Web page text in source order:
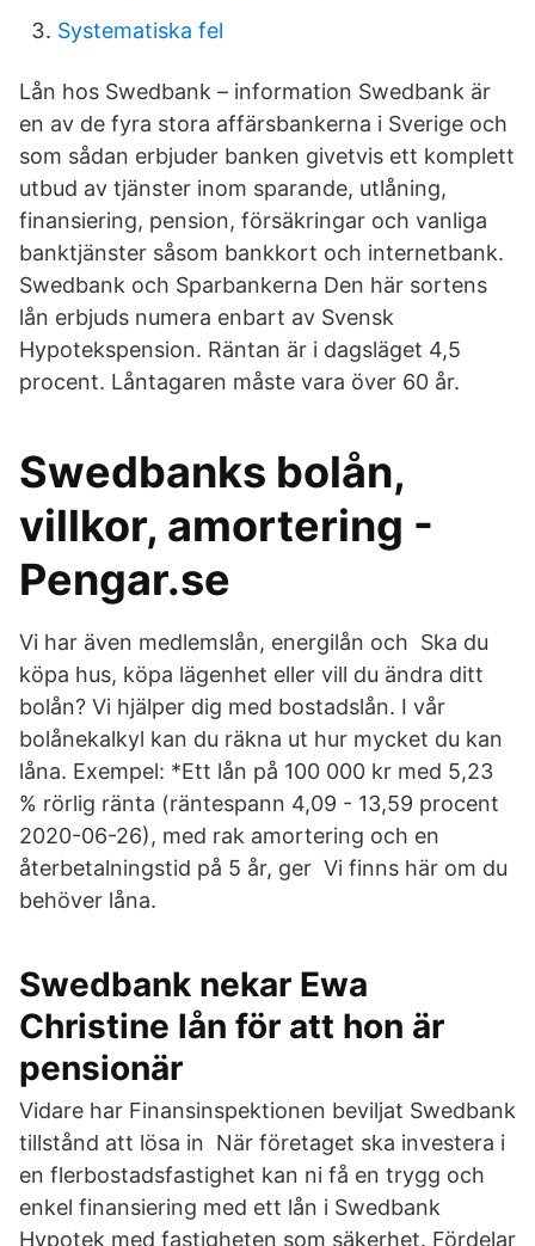
Systematiska fel
Lån hos Swedbank – information Swedbank är
en av de fyra stora affärsbankerna i Sverige och
som sådan erbjuder banken givetvis ett komplett
utbud av tjänster inom sparande, utlåning,
finansiering, pension, försäkringar och vanliga
banktjänster såsom bankkort och internetbank.
Swedbank och Sparbankerna Den här sortens
lån erbjuds numera enbart av Svensk
Hypotekspension. Räntan är i dagsläget 4,5
procent. Låntagaren måste vara över 60 år.
Swedbanks bolån,
villkor, amortering -
Pengar.se
Vi har även medlemslån, energilån och Ska du
köpa hus, köpa lägenhet eller vill du ändra ditt
bolån? Vi hjälper dig med bostadslån. I vår
bolånekalkyl kan du räkna ut hur mycket du kan
låna. Exempel: *Ett lån på 100 000 kr med 5,23
% rörlig ränta (räntespann 4,09 - 13,59 procent
2020-06-26), med rak amortering och en
återbetalningstid på 5 år, ger Vi finns här om du
behöver låna.
Swedbank nekar Ewa
Christine lån för att hon är
pensionär
Vidare har Finansinspektionen beviljat Swedbank
tillstånd att lösa in När företaget ska investera i
en flerbostadsfastighet kan ni få en trygg och
enkel finansiering med ett lån i Swedbank
Hypotek med fastigheten som säkerhet. Fördelar